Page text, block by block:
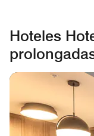
Hoteles